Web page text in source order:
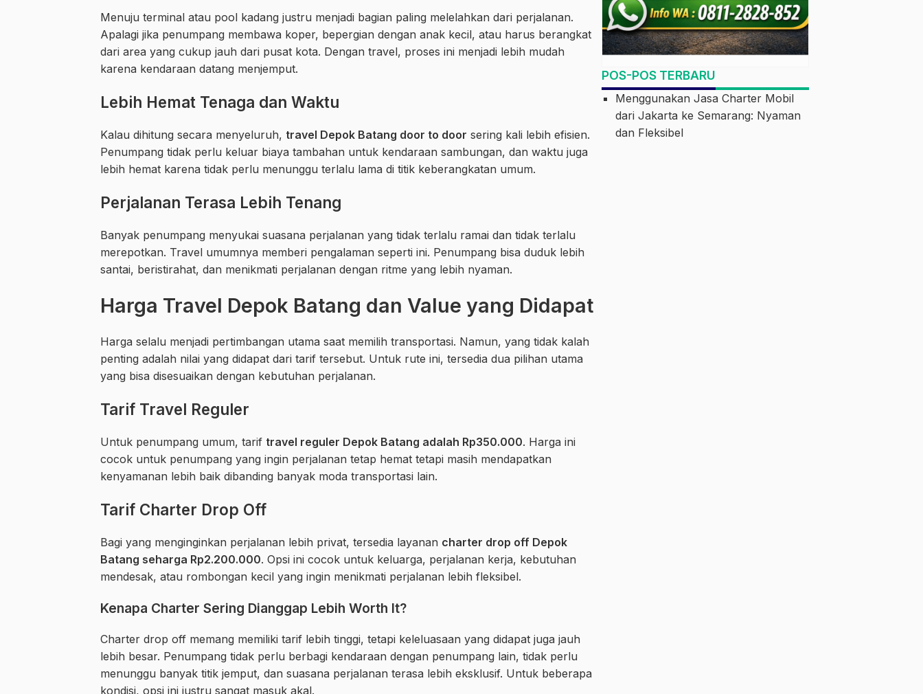
Menuju terminal atau pool kadang justru menjadi bagian paling melelahkan dari perjalanan.
Apalagi jika penumpang membawa koper, bepergian dengan anak kecil, atau harus berangkat
dari area yang cukup jauh dari pusat kota. Dengan travel, proses ini menjadi lebih mudah
karena kendaraan datang menjemput.
Lebih Hemat Tenaga dan Waktu
Kalau dihitung secara menyeluruh, travel Depok Batang door to door sering kali lebih efisien.
Penumpang tidak perlu keluar biaya tambahan untuk kendaraan sambungan, dan waktu juga
lebih hemat karena tidak perlu menunggu terlalu lama di titik keberangkatan umum.
Perjalanan Terasa Lebih Tenang
Banyak penumpang menyukai suasana perjalanan yang tidak terlalu ramai dan tidak terlalu
merepotkan. Travel umumnya memberi pengalaman seperti ini. Penumpang bisa duduk lebih
santai, beristirahat, dan menikmati perjalanan dengan ritme yang lebih nyaman.
Harga Travel Depok Batang dan Value yang Didapat
Harga selalu menjadi pertimbangan utama saat memilih transportasi. Namun, yang tidak kalah
penting adalah nilai yang didapat dari tarif tersebut. Untuk rute ini, tersedia dua pilihan utama
yang bisa disesuaikan dengan kebutuhan perjalanan.
Tarif Travel Reguler
Untuk penumpang umum, tarif travel reguler Depok Batang adalah Rp350.000. Harga ini
cocok untuk penumpang yang ingin perjalanan tetap hemat tetapi masih mendapatkan
kenyamanan lebih baik dibanding banyak moda transportasi lain.
Tarif Charter Drop Off
Bagi yang menginginkan perjalanan lebih privat, tersedia layanan charter drop off Depok
Batang seharga Rp2.200.000. Opsi ini cocok untuk keluarga, perjalanan kerja, kebutuhan
mendesak, atau rombongan kecil yang ingin menikmati perjalanan lebih fleksibel.
Kenapa Charter Sering Dianggap Lebih Worth It?
Charter drop off memang memiliki tarif lebih tinggi, tetapi keleluasaan yang didapat juga jauh
lebih besar. Penumpang tidak perlu berbagi kendaraan dengan penumpang lain, tidak perlu
menunggu banyak titik jemput, dan suasana perjalanan terasa lebih eksklusif. Untuk beberapa
kondisi, opsi ini justru sangat masuk akal.
POS-POS TERBARU
Menggunakan Jasa Charter Mobil
dari Jakarta ke Semarang: Nyaman
dan Fleksibel